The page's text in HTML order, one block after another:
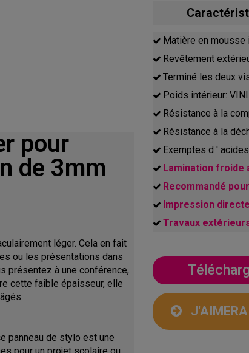
pour
de 3mm
léger. Cela en fait
ou les présentations dans
présentez à une conférence,
cette faible épaisseur, elle
panneau de stylo est une
Matière en mousse
Revêtement
Terminé les deux
Poids intérieur:
Résistance à la
Résistance à la
Exemptes d '
Lamination froide
Recommandé
Impression
Travaux